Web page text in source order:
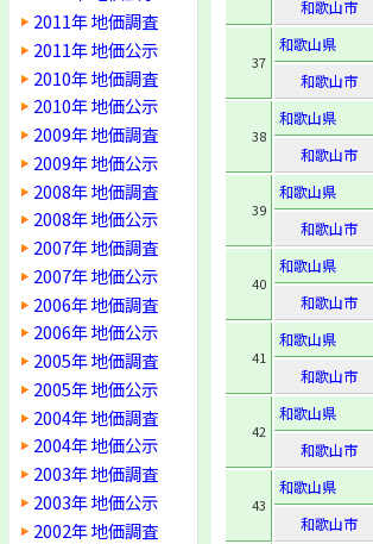
2011年 地価調査
2011年 地価公示
2010年 地価調査
2010年 地価公示
2009年 地価調査
2009年 地価公示
2008年 地価調査
2008年 地価公示
2007年 地価調査
2007年 地価公示
2006年 地価調査
2006年 地価公示
2005年 地価調査
2005年 地価公示
2004年 地価調査
2004年 地価公示
2003年 地価調査
2003年 地価公示
2002年 地価調査
和歌山市
37
和歌山県
和歌山市
38
和歌山県
和歌山市
39
和歌山県
和歌山市
40
和歌山県
和歌山市
41
和歌山県
和歌山市
42
和歌山県
和歌山市
43
和歌山県
和歌山市